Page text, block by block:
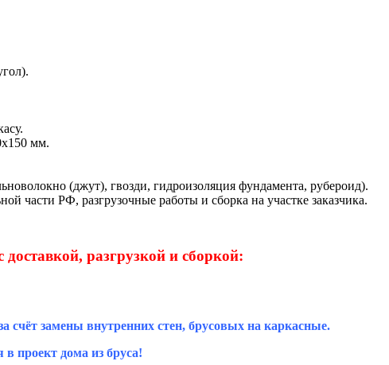
мм.
(джут), гвозди, гидроизоляция фундамента, рубероид).
части РФ, разгрузочные работы и сборка на участке заказчика.
разгрузкой и сборкой:
замены внутренних стен, брусовых на каркасные.
проект дома из бруса!